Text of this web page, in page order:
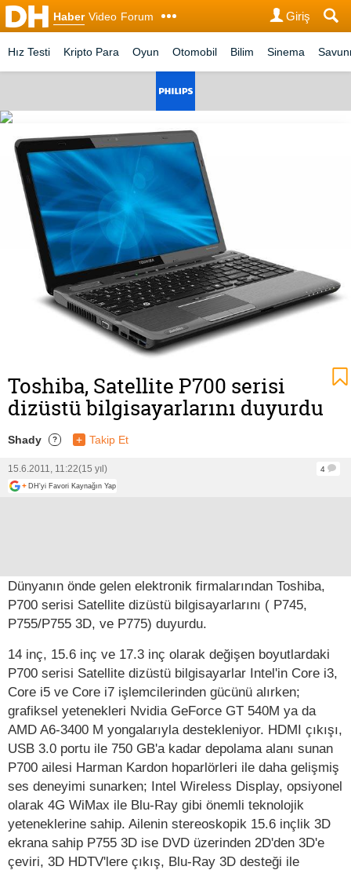
Haber Video Forum Giriş
Hız Testi Kripto Para Oyun Otomobil Bilim Sinema
Toshiba, Satellite P700 serisi
dizüstü bilgisayarlarını duyurdu
Shady ? + Takip Et
15.6.2011, 11:22(15 yıl)
4
+ DH'yi Favori Kaynağın Yap
Dünyanın önde gelen elektronik firmalarından Toshiba,
P700 serisi Satellite dizüstü bilgisayarlarını ( P745,
P755/P755 3D, ve P775) duyurdu.
14 inç, 15.6 inç ve 17.3 inç olarak değişen boyutlardaki
P700 serisi Satellite dizüstü bilgisayarlar Intel'in Core i3,
Core i5 ve Core i7 işlemcilerinden gücünü alırken;
grafiksel yetenekleri Nvidia GeForce GT 540M ya da
AMD A6-3400 M yongalarıyla destekleniyor. HDMI çıkışı,
USB 3.0 portu ile 750 GB'a kadar depolama alanı sunan
P700 ailesi Harman Kardon hoparlörleri ile daha gelişmiş
ses deneyimi sunarken; Intel Wireless Display, opsiyonel
olarak 4G WiMax ile Blu-Ray gibi önemli teknolojik
yeteneklerine sahip. Ailenin stereoskopik 15.6 inçlik 3D
ekrana sahip P755 3D ise DVD üzerinden 2D'den 3D'e
çeviri, 3D HDTV'lere çıkış, Blu-Ray 3D desteği ile